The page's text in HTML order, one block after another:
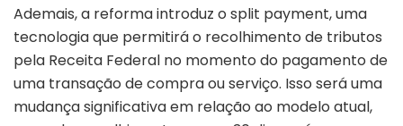
Ademais, a reforma introduz o split payment, uma
tecnologia que permitirá o recolhimento de tributos
pela Receita Federal no momento do pagamento de
uma transação de compra ou serviço. Isso será uma
mudança significativa em relação ao modelo atual,